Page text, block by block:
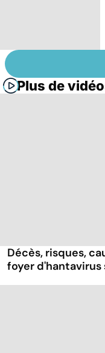
Plus de
Décès, risques,
foyer d'hantavirus